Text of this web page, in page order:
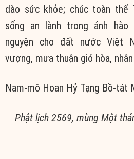
dào sức khỏe; chúc toàn thể
sống an lành trong ánh hào
nguyện cho đất nước Việt
vượng, mưa thuận gió hòa,
Nam-mô Hoan Hỷ Tạng Bồ-tát
Phật lịch 2569, mùng Một